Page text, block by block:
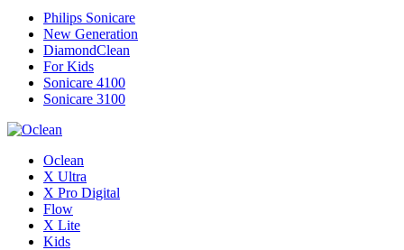
Philips Sonicare
New Generation
DiamondClean
For Kids
Sonicare 4100
Sonicare 3100
Oclean
X Ultra
X Pro Digital
Flow
X Lite
Kids